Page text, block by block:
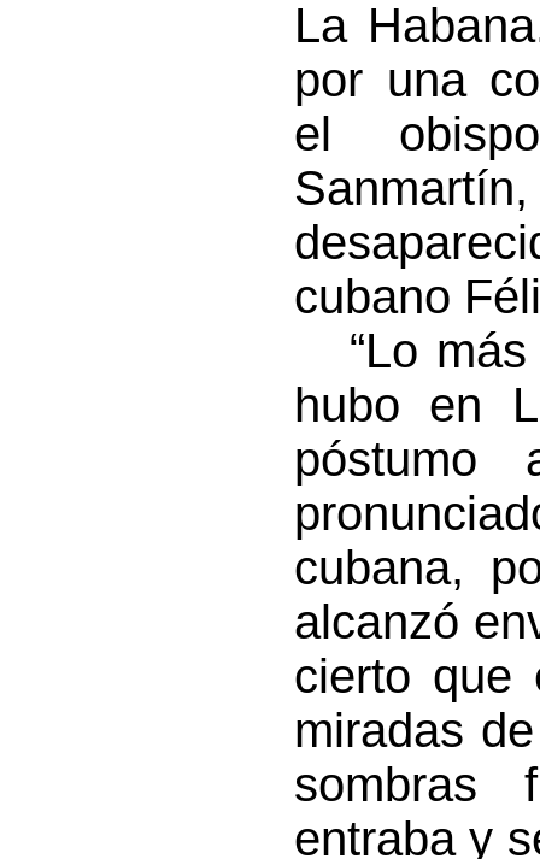
La
por una
el
cubano
“Lo más
hubo en
cubana,
alcanzó
cierto que
miradas
sombras
entraba y